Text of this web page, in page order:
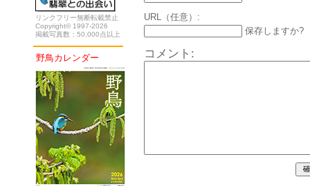
リンクフリー無断転載禁止
Copyright© 1997-2026
掲載写真数：50,000点以上
野鳥カレンダー
URL（任意）:
保存しますか?
コメント: